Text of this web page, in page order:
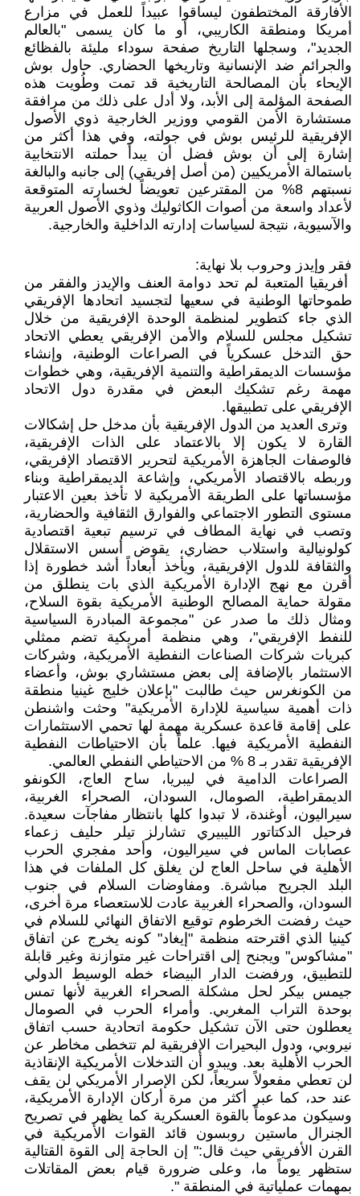
الأفارقة المختطفون ليساقوا عبيداً للعمل في مزارع
أمريكا ومنطقة الكاريبي، أو ما كان يسمى "بالعالم
الجديد"، وسجلها التاريخ صفحة سوداء مليئة بالفظائع
والجرائم ضد الإنسانية وتاريخها الحضاري. حاول بوش
الإيحاء بأن المصالحة التاريخية قد تمت وطُويت هذه
الصفحة المؤلمة إلى الأبد، ولا أدل على ذلك من مرافقة
مستشارة الأمن القومي ووزير الخارجية ذوي الأصول
الإفريقية للرئيس بوش في جولته، وفي هذا أكثر من
إشارة إلى أن بوش فضل أن يبدأ حملته الانتخابية
باستمالة الأمريكيين (من أصل إفريقي) إلى جانبه والبالغة
نسبتهم 8% من المقترعين تعويضاً لخسارته المتوقعة
لأعداد واسعة من أصوات الكاثوليك وذوي الأصول العربية
والآسيوية، نتيجة لسياسات إدارته الداخلية والخارجية.
فقر وإيدز وحروب بلا نهاية:
أفريقيا المتعبة لم تحد دوامة العنف والإيدز والفقر من
طموحاتها الوطنية في سعيها لتجسيد اتحادها الإفريقي
الذي جاء كتطوير لمنظمة الوحدة الإفريقية من خلال
تشكيل مجلس للسلام والأمن الإفريقي يعطي الاتحاد
حق التدخل عسكرياً في الصراعات الوطنية، وإنشاء
مؤسسات الديمقراطية والتنمية الإفريقية، وهي خطوات
مهمة رغم تشكيك البعض في مقدرة دول الاتحاد
الإفريقي على تطبيقها.
وترى العديد من الدول الإفريقية بأن مدخل حل إشكالات
القارة لا يكون إلا بالاعتماد على الذات الإفريقية،
فالوصفات الجاهزة الأمريكية لتحرير الاقتصاد الإفريقي،
وربطه بالاقتصاد الأمريكي، وإشاعة الديمقراطية وبناء
مؤسساتها على الطريقة الأمريكية لا تأخذ بعين الاعتبار
مستوى التطور الاجتماعي والفوارق الثقافية والحضارية،
وتصب في نهاية المطاف في ترسيم تبعية اقتصادية
كولونيالية واستلاب حضاري، يقوض أسس الاستقلال
والثقافة للدول الإفريقية، ويأخذ أبعاداً أشد خطورة إذا
أقرن مع نهج الإدارة الأمريكية الذي بات ينطلق من
مقولة حماية المصالح الوطنية الأمريكية بقوة السلاح،
ومثال ذلك ما صدر عن "مجموعة المبادرة السياسية
للنفط الإفريقي"، وهي منظمة أمريكية تضم ممثلي
كبريات شركات الصناعات النفطية الأمريكية، وشركات
الاستثمار بالإضافة إلى بعض مستشاري بوش، وأعضاء
من الكونغرس حيث طالبت "بإعلان خليج غينيا منطقة
ذات أهمية سياسية للإدارة الأمريكية" وحثت واشنطن
على إقامة قاعدة عسكرية مهمة لها تحمي الاستثمارات
النفطية الأمريكية فيها. علماً بأن الاحتياطات النفطية
الإفريقية تقدر بـ 8 % من الاحتياطي النفطي العالمي.
الصراعات الدامية في ليبريا، ساح العاج، الكونفو
الديمقراطية، الصومال، السودان، الصحراء الغربية،
سيراليون، أوغندة، لا تبدوا كلها بانتظار مفاجآت سعيدة.
فرحيل الدكتاتور الليبيري تشارلز تيلر حليف زعماء
عصابات الماس في سيراليون، وأحد مفجري الحرب
الأهلية في ساحل العاج لن يغلق كل الملفات في هذا
البلد الجريح مباشرة. ومفاوضات السلام في جنوب
السودان، والصحراء الغربية عادت للاستعصاء مرة أخرى،
حيث رفضت الخرطوم توقيع الاتفاق النهائي للسلام في
كينيا الذي اقترحته منظمة "إيغاد" كونه يخرج عن اتفاق
"مشاكوس" ويجنح إلى اقتراحات غير متوازنة وغير قابلة
للتطبيق، ورفضت الدار البيضاء خطه الوسيط الدولي
جيمس بيكر لحل مشكلة الصحراء الغربية لأنها تمس
بوحدة التراب المغربي. وأمراء الحرب في الصومال
يعطلون حتى الآن تشكيل حكومة اتحادية حسب اتفاق
نيروبي، ودول البحيرات الإفريقية لم تتخطى مخاطر عن
الحرب الأهلية بعد. ويبدو أن التدخلات الأمريكية الإنقاذية
لن تعطي مفعولاً سريعاً، لكن الإصرار الأمريكي لن يقف
عند حد، كما عبر أكثر من مرة أركان الإدارة الأمريكية،
وسيكون مدعوماً بالقوة العسكرية كما يظهر في تصريح
الجنرال ماستين روبسون قائد القوات الأمريكية في
القرن الأفريقي حيث قال:" إن الحاجة إلى القوة القتالية
ستظهر يوماً ما، وعلى ضرورة قيام بعض المقاتلات
بمهمات عملياتية في المنطقة ".